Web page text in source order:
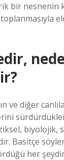
bir nesnenin
ve diğer
biyolojik,
Basitçe
her şeydir.